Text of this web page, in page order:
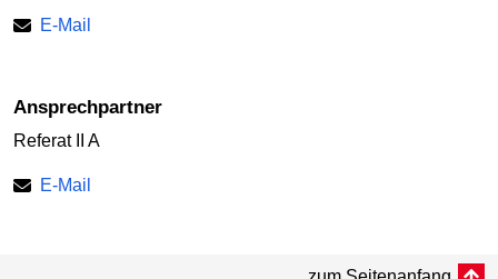
E-Mail
Ansprechpartner
Referat II A
E-Mail